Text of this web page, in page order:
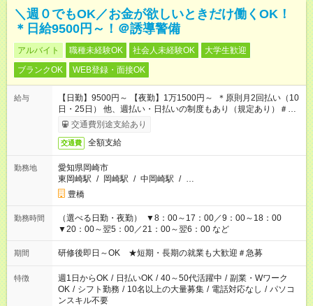
＼週０でもOK／お金が欲しいときだけ働くOK！
＊日給9500円～！＠誘導警備
アルバイト 職種未経験OK 社会人未経験OK
大学生歓迎
ブランクOK
WEB登録・面接OK
給与
【日勤】9500円～ 【夜勤】1万1500円～ ＊原則月2回払い（10
日・25日） 他、週払い・日払いの制度もあり（規定あり）＃日
収1万円以上
交通費別途支給あり
交通費 全額支給
勤務地
愛知県岡崎市
東岡崎駅 / 岡崎駅 / 中岡崎駅 / …
豊橋
勤務時間
（選べる日勤・夜勤） ▼8：00～17：00／9：00～18：00
▼20：00～翌5：00／21：00～翌6：00 など
期間 研修後即日～OK ★短期・長期の就業も大歓迎＃急募
特徴 週1日からOK / 日払いOK / 40～50代活躍中 / 副業・Wワーク
OK / シフト勤務 / 10名以上の大量募集 / 電話対応なし / パソコ
ンスキル不要